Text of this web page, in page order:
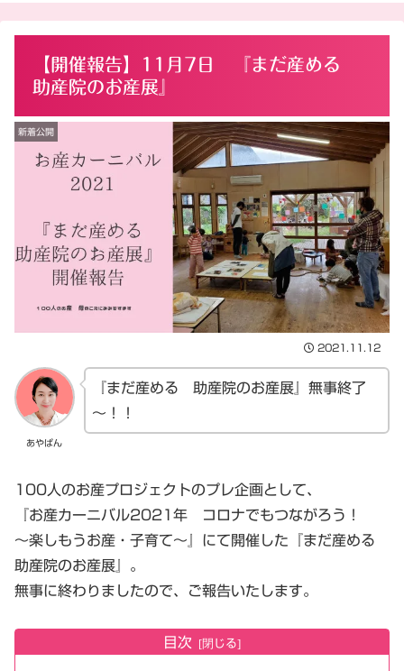
【開催報告】11月7日 『まだ産める
助産院のお産展』
新着公開
2021.11.12
あやぱん
『まだ産める 助産院のお産展』無事終了
～！！
100人のお産プロジェクトのプレ企画として、
『お産カーニバル2021年 コロナでもつながろう！
～楽しもうお産・子育て～』にて開催した『まだ産める
助産院のお産展』。
無事に終わりましたので、ご報告いたします。
目次